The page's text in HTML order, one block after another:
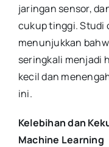
jaringan sensor,
cukup tinggi. Studi
menunjukkan
seringkali menjadi
kecil dan
ini.
Kelebihan dan
Machine Learning